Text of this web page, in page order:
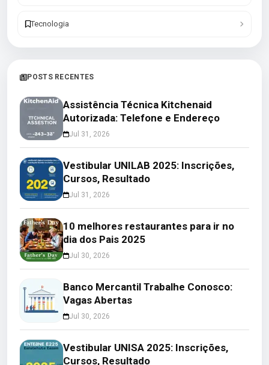
Tecnologia
POSTS RECENTES
Assistência Técnica Kitchenaid
Autorizada: Telefone e Endereço
Jul 31, 2026
Vestibular UNILAB 2025: Inscrições,
Cursos, Resultado
Jul 31, 2026
10 melhores restaurantes para ir no
dia dos Pais 2025
Jul 30, 2026
Banco Mercantil Trabalhe Conosco:
Vagas Abertas
Jul 30, 2026
Vestibular UNISA 2025: Inscrições,
Cursos, Resultado